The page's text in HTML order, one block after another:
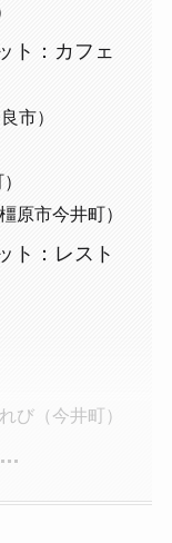
ト：カフェ
市）
原市今井町）
ト：レスト
び（今井町）